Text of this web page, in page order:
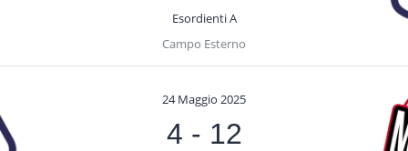
Esordienti A
Campo Esterno
24 Maggio 2025
4 - 12